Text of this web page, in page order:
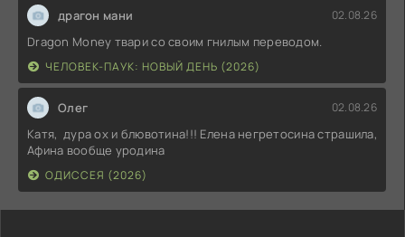
драгон мани 02.08.26
Dragon Money твари со своим гнилым переводом.
ЧЕЛОВЕК-ПАУК: НОВЫЙ ДЕНЬ (2026)
Олег 02.08.26
Катя, дура ох и блювотина!!! Елена негретосина страшила,
Афина вообще уродина
ОДИССЕЯ (2026)